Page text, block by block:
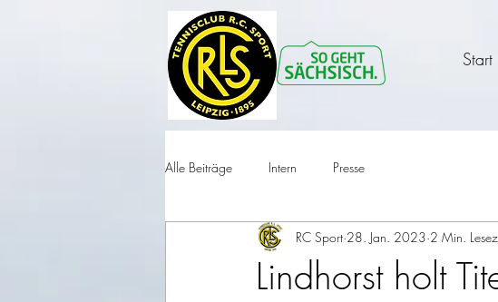
Start
Alle Beiträge Intern Presse
Lindhorst holt
RC Sport 28. Jan. 2023 2 Min.